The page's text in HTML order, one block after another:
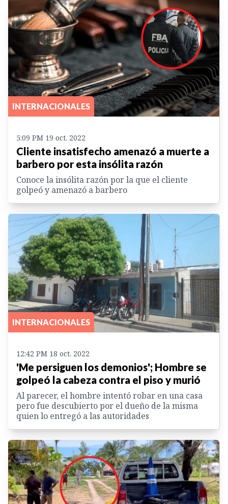
INTERNACIONALES
5:09 PM 19 oct. 2022
Cliente insatisfecho amenazó a muerte a
barbero por esta insólita razón
Conoce la insólita razón por la que el cliente
golpeó y amenazó a barbero
INTERNACIONALES
12:42 PM 18 oct. 2022
'Me persiguen los demonios'; Hombre se
golpeó la cabeza contra el piso y murió
Al parecer, el hombre intentó robar en una casa
pero fue descubierto por el dueño de la misma
quien lo entregó a las autoridades